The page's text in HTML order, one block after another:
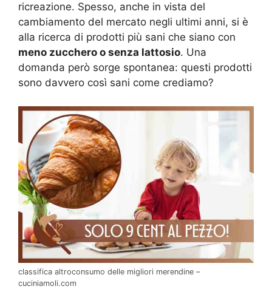
ricreazione. Spesso, anche in vista del
cambiamento del mercato negli ultimi anni, si è
alla ricerca di prodotti più sani che siano con
meno zucchero o senza lattosio. Una
domanda però sorge spontanea: questi prodotti
sono davvero così sani come crediamo?
classifica altroconsumo delle migliori merendine –
cuciniamoli.com